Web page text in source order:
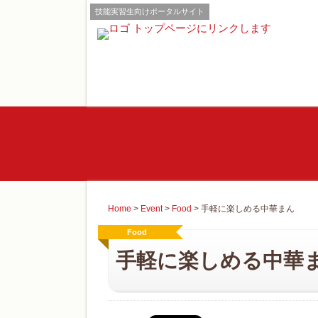
技能実習生向けポータルサイト
Home > Event> Food > 手軽に楽しめる中華まん
Food
手軽に楽しめる中華